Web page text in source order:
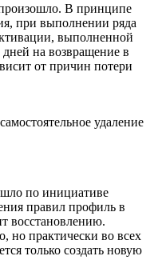
произошло. В принципе
при выполнении ряда
выполненной
дней на возвращение в
от причин потери
удаление
по инициативе
правил профиль в
восстановлению.
но практически во всех
только создать новую